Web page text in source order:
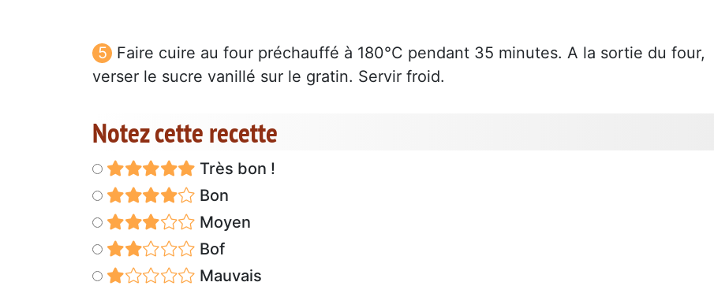
Faire cuire au four préchauffé à 180°C pendant 35 minutes. A la sortie du four,
verser le sucre vanillé sur le gratin. Servir froid.
Notez cette recette
Très bon !
Bon
Moyen
Bof
Mauvais